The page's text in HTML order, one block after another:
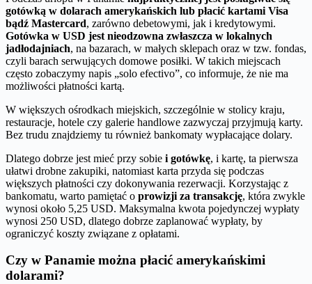
gotówką w dolarach amerykańskich lub płacić kartami Visa
bądź Mastercard, zarówno debetowymi, jak i kredytowymi.
Gotówka w USD jest nieodzowna zwłaszcza w lokalnych
jadłodajniach, na bazarach, w małych sklepach oraz w tzw. fondas,
czyli barach serwujących domowe posiłki. W takich miejscach
często zobaczymy napis „solo efectivo”, co informuje, że nie ma
możliwości płatności kartą.
W większych ośrodkach miejskich, szczególnie w stolicy kraju,
restauracje, hotele czy galerie handlowe zazwyczaj przyjmują karty.
Bez trudu znajdziemy tu również bankomaty wypłacające dolary.
Dlatego dobrze jest mieć przy sobie i gotówkę, i kartę, ta pierwsza
ułatwi drobne zakupiki, natomiast karta przyda się podczas
większych płatności czy dokonywania rezerwacji. Korzystając z
bankomatu, warto pamiętać o prowizji za transakcję, która zwykle
wynosi około 5,25 USD. Maksymalna kwota pojedynczej wypłaty
wynosi 250 USD, dlatego dobrze zaplanować wypłaty, by
ograniczyć koszty związane z opłatami.
Czy w Panamie można płacić amerykańskimi
dolarami?